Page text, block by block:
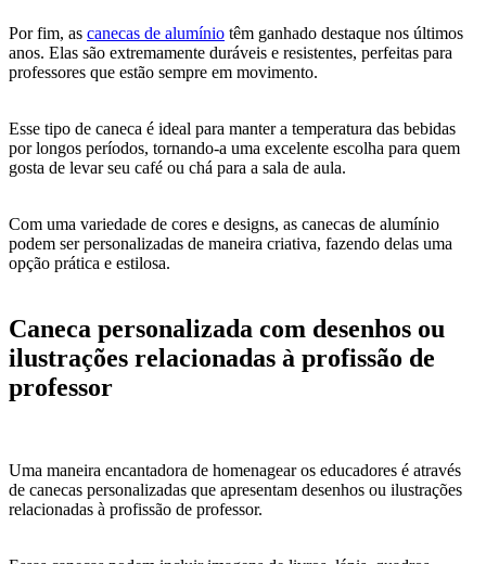
Por fim, as canecas de alumínio têm ganhado destaque nos últimos
anos. Elas são extremamente duráveis e resistentes, perfeitas para
professores que estão sempre em movimento.
Esse tipo de caneca é ideal para manter a temperatura das bebidas
por longos períodos, tornando-a uma excelente escolha para quem
gosta de levar seu café ou chá para a sala de aula.
Com uma variedade de cores e designs, as canecas de alumínio
podem ser personalizadas de maneira criativa, fazendo delas uma
opção prática e estilosa.
Caneca personalizada com desenhos ou
ilustrações relacionadas à profissão de
professor
Uma maneira encantadora de homenagear os educadores é através
de canecas personalizadas que apresentam desenhos ou ilustrações
relacionadas à profissão de professor.